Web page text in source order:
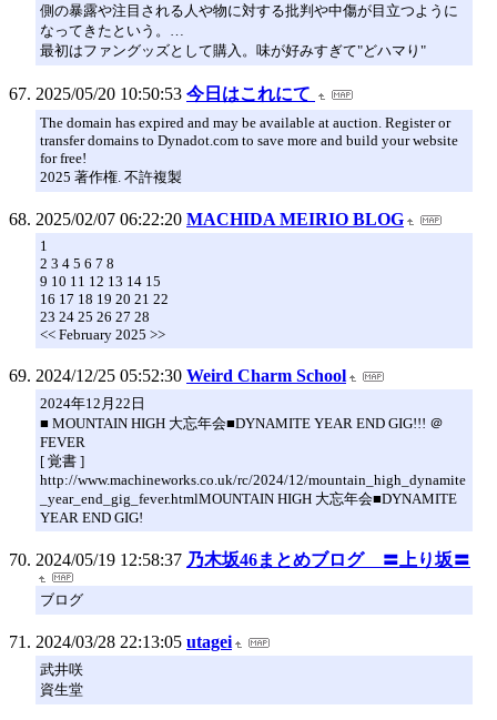
側の暴露や注目される人や物に対する批判や中傷が目立つように
なってきたという。…
最初はファングッズとして購入。味が好みすぎて"どハマり"
2025/05/20 10:50:53 今日はこれにて
The domain has expired and may be available at auction. Register or
transfer domains to Dynadot.com to save more and build your website
for free!
2025 著作権. 不許複製
2025/02/07 06:22:20 MACHIDA MEIRIO BLOG
1
2 3 4 5 6 7 8
9 10 11 12 13 14 15
16 17 18 19 20 21 22
23 24 25 26 27 28
<< February 2025 >>
2024/12/25 05:52:30 Weird Charm School
2024年12月22日
■ MOUNTAIN HIGH 大忘年会■DYNAMITE YEAR END GIG!!! ＠
FEVER
[ 覚書 ]
http://www.machineworks.co.uk/rc/2024/12/mountain_high_dynamite
_year_end_gig_fever.htmlMOUNTAIN HIGH 大忘年会■DYNAMITE
YEAR END GIG!
2024/05/19 12:58:37 乃木坂46まとめブログ 〓上り坂〓
ブログ
2024/03/28 22:13:05 utagei
武井咲
資生堂